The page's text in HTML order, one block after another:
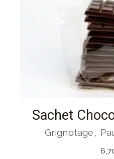
Sachet
Grignotage